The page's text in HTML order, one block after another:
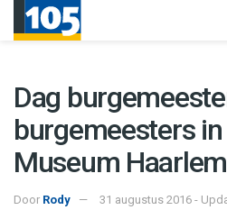
Dag
burgemeesters
Museum Haarlem
Door Rody 31 augustus 2016 -